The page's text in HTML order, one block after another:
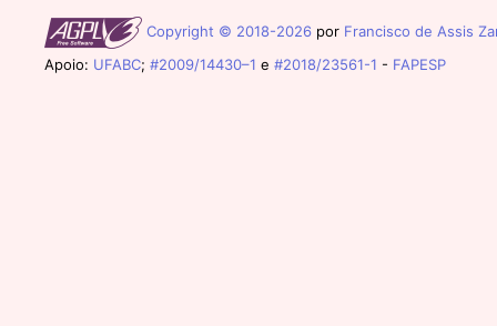
Copyright © 2018-2026 por Francisco de Assis
Apoio: UFABC; #2009/14430–1 e #2018/23561-1 - FAPESP